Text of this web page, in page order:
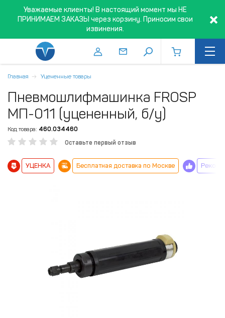
Уважаемые клиенты! В настоящий момент мы НЕ
ПРИНИМАЕМ ЗАКАЗЫ через корзину. Приносим свои
извинения.
Главная Уцененные товары
Пневмошлифмашинка FROSP
МП-011 (уцененный, б/у)
Код товара: 460.034460
Оставьте первый отзыв
УЦЕНКА Бесплатная доставка по Москве